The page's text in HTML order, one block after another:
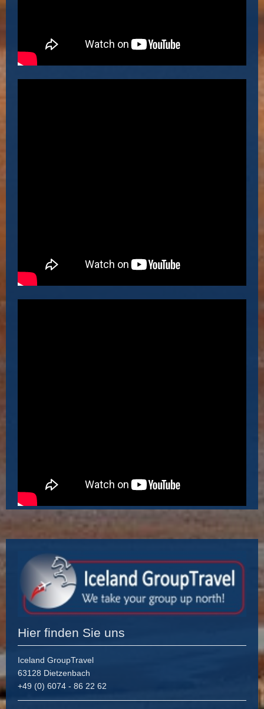
Hier finden Sie uns
Iceland GroupTravel
63128 Dietzenbach
+49 (0) 6074 - 86 22 62